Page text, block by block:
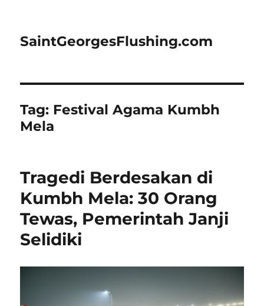
SaintGeorgesFlushing.com
Tag: Festival Agama Kumbh
Mela
Tragedi Berdesakan di
Kumbh Mela: 30 Orang
Tewas, Pemerintah Janji
Selidiki